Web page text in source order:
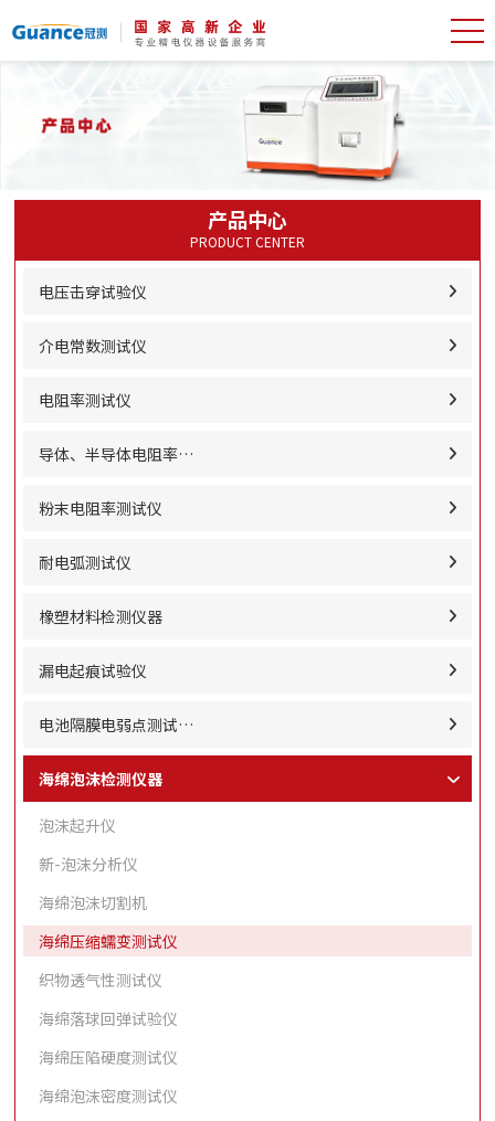
产品中心
PRODUCT CENTER
电压击穿试验仪
介电常数测试仪
电阻率测试仪
导体、半导体电阻率…
粉末电阻率测试仪
耐电弧测试仪
橡塑材料检测仪器
漏电起痕试验仪
电池隔膜电弱点测试…
海绵泡沫检测仪器
泡沫起升仪
新-泡沫分析仪
海绵泡沫切割机
海绵压缩蠕变测试仪
织物透气性测试仪
海绵落球回弹试验仪
海绵压陷硬度测试仪
海绵泡沫密度测试仪